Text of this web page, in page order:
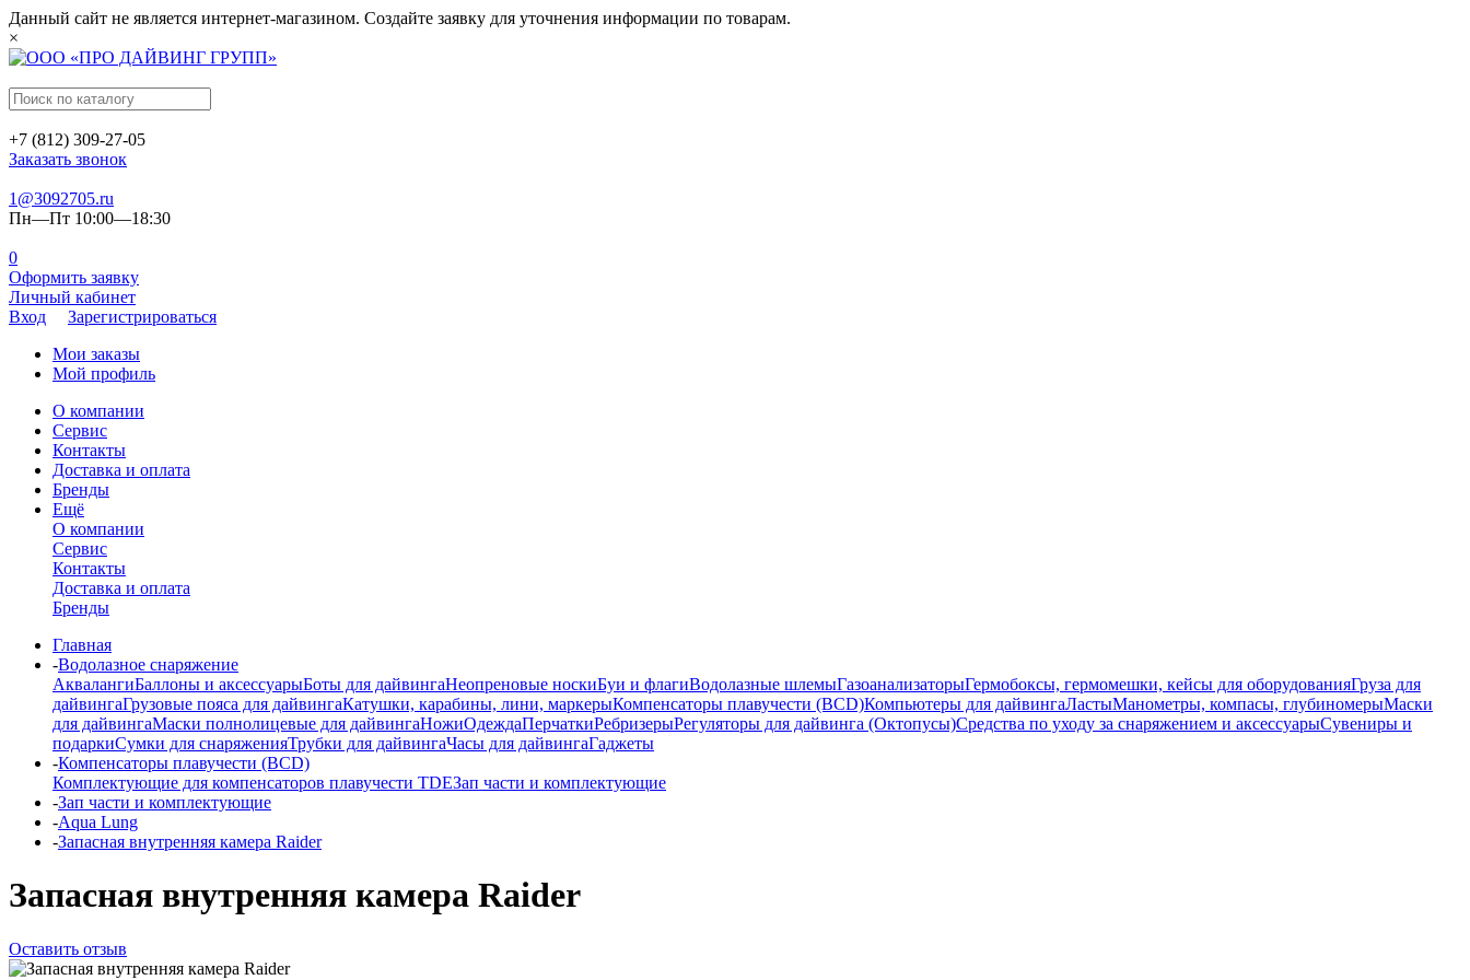
Данный сайт не является интернет-магазином. Создайте заявку для уточнения информации по товарам.
×
+7 (812) 309-27-05
Заказать звонок
1@3092705.ru
Пн—Пт 10:00—18:30
0
Оформить заявку
Личный кабинет
Вход
Зарегистрироваться
Мои заказы
Мой профиль
О компании
Сервис
Контакты
Доставка и оплата
Бренды
Ещё
О компании
Сервис
Контакты
Доставка и оплата
Бренды
Главная
-Водолазное снаряжение
АквалангиБаллоны и аксессуарыБоты для дайвингаНеопреновые носкиБуи и флагиВодолазные шлемыГазоанализаторыГермобоксы, гермомешки, кейсы для оборудованияГруза для
дайвингаГрузовые пояса для дайвингаКатушки, карабины, лини, маркерыКомпенсаторы плавучести (BCD)Компьютеры для дайвингаЛастыМанометры, компасы, глубиномерыМаски
для дайвингаМаски полнолицевые для дайвингаНожиОдеждаПерчаткиРебризерыРегуляторы для дайвинга (Октопусы)Средства по уходу за снаряжением и аксессуарыСувениры и
подаркиСумки для снаряженияТрубки для дайвингаЧасы для дайвингаГаджеты
-Компенсаторы плавучести (BCD)
Комплектующие для компенсаторов плавучести TDEЗап части и комплектующие
-Зап части и комплектующие
-Aqua Lung
-Запасная внутренняя камера Raider
Запасная внутренняя камера Raider
Оставить отзыв